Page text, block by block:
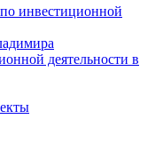
по инвестиционной
деятельности в